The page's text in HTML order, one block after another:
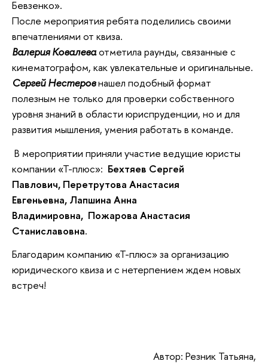
Бевзенко».
После мероприятия ребята поделились своими
впечатлениями от квиза.
Валерия Ковалеваотметила раунды, связанные с
кинематографом, как увлекательные и оригинальные.
Сергей Нестеровнашел подобный формат
полезным не только для проверки собственного
уровня знаний в области юриспруденции, но и для
развития мышления, умения работать в команде.
В мероприятии приняли участие ведущие юристы
компании «Т-плюс»: Бехтяев Сергей
Павлович, Перетрутова Анастасия
Евгеньевна, Лапшина Анна
Владимировна, Пожарова Анастасия
Станиславовна.
Благодарим компанию «Т-плюс» за организацию
юридического квиза и с нетерпением ждем новых
встреч!
Автор: Резник Татьяна,